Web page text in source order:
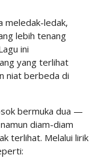
meledak-ledak,
lebih tenang
ini
yang terlihat
niat berbeda di
bermuka dua —
diam-diam
terlihat. Melalui lirik